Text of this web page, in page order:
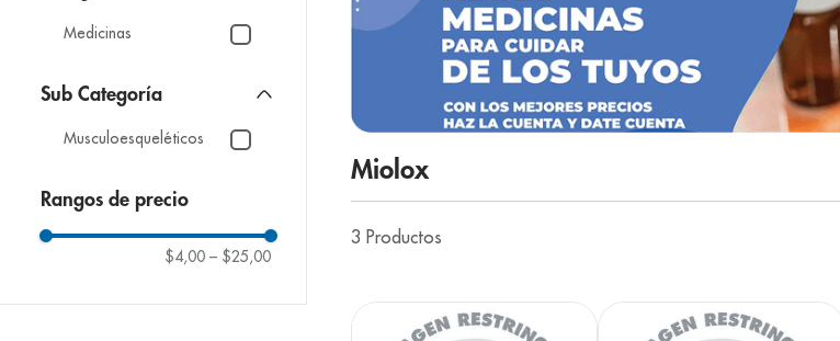
Medicinas
Musculoesqueléticos
Rangos de precio
$4,00 – $25,00
Miolox
3 Productos
3 eucerin
cerave
nivea
7. bioderma